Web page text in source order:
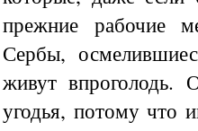
прежние рабочие
Сербы,
живут впроголодь.
угодья, потому что